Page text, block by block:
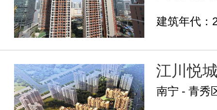
建筑年代：
江川悦
南宁 - 青秀